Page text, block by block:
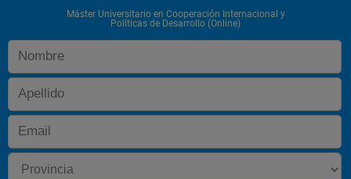
Máster Universitario en Cooperación Internacional y
Políticas de Desarrollo (Online)